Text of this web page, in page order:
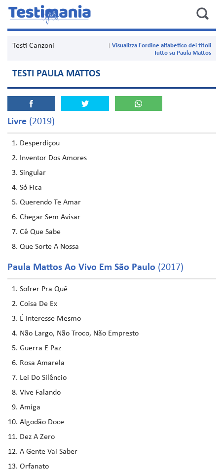
Testi Canzoni
Visualizza l'ordine alfabetico dei titoli
Tutto su Paula Mattos
TESTI PAULA MATTOS
Livre (2019)
Desperdiçou
Inventor Dos Amores
Singular
Só Fica
Querendo Te Amar
Chegar Sem Avisar
Cê Que Sabe
Que Sorte A Nossa
Paula Mattos Ao Vivo Em São Paulo (2017)
Sofrer Pra Quê
Coisa De Ex
É Interesse Mesmo
Não Largo, Não Troco, Não Empresto
Guerra E Paz
Rosa Amarela
Lei Do Silêncio
Vive Falando
Amiga
Algodão Doce
Dez A Zero
A Gente Vai Saber
Orfanato